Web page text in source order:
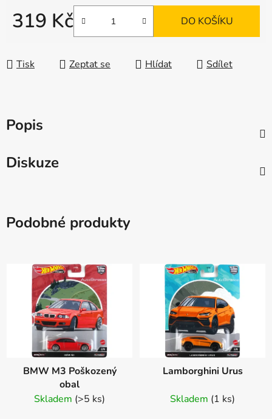
319 Kč DO KOŠÍKU
Tisk Zeptat se Hlídat Sdílet
Popis
Diskuze
Podobné produkty
BMW M3 Poškozený
obal
Skladem (>5 ks)
Lamborghini Urus
Skladem (1 ks)